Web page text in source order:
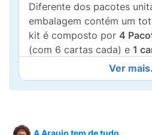
Diferente dos pacotes
embalagem contém um
kit é composto por 4
(com 6 cartas cada) e 1
(geralmente uma carta
destaque, como o
embalagem).
fortaleça seu time com
Ver
A Araujo tem de tudo.